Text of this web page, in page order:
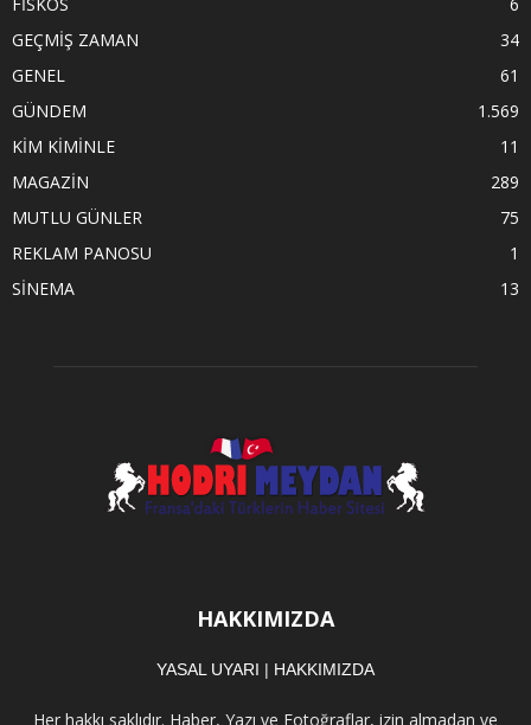
FİSKOS
6
GEÇMİŞ ZAMAN
34
GENEL
61
GÜNDEM
1.569
KİM KİMİNLE
11
MAGAZİN
289
MUTLU GÜNLER
75
REKLAM PANOSU
1
SİNEMA
13
HAKKIMIZDA
YASAL UYARI | HAKKIMIZDA
Her hakkı saklıdır. Haber, Yazı ve Fotoğraflar, izin almadan ve